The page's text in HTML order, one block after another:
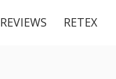
REVIEWS RETEX